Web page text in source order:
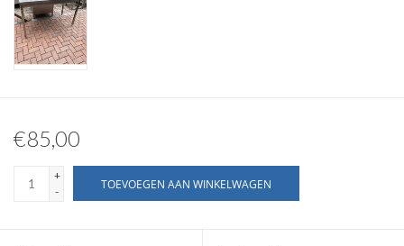
€85,00
+
-
TOEVOEGEN AAN WINKELWAGEN